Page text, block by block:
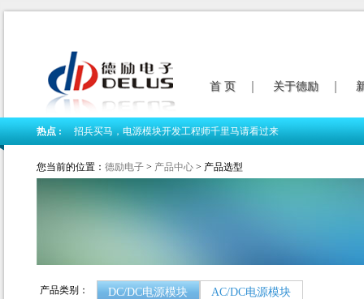
首 页 关于德励
热点 : 招兵买马，电源模块开发工程师千里马请看过来
您当前的位置： 德励电子 > 产品中心 > 产品选型
产品类别： DC/DC电源模块 AC/DC电源模块